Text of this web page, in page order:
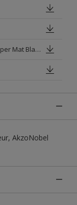
Fiche de données de sécurité Top+Imper Mat Blanc Base P
AkzoNobel